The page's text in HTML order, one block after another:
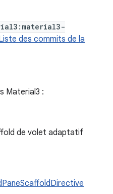
des commits de la
Material3 :
de volet adaptatif